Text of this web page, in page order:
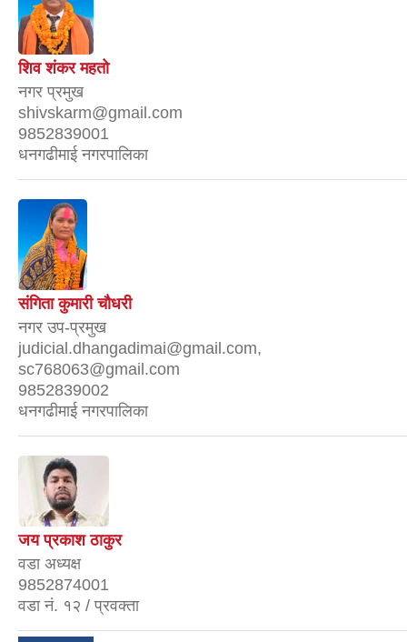
शिव शंकर महतो
नगर प्रमुख
shivskarm@gmail.com
9852839001
धनगढीमाई नगरपालिका
संगिता कुमारी चौधरी
नगर उप-प्रमुख
judicial.dhangadimai@gmail.com,
sc768063@gmail.com
9852839002
धनगढीमाई नगरपालिका
जय प्रकाश ठाकुर
वडा अध्यक्ष
9852874001
वडा नं. १२ / प्रवक्ता